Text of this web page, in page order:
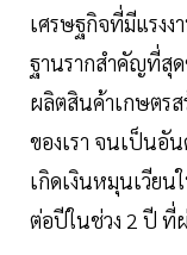
เศรษฐกิจที่มีแรงง
ฐานรากสำคัญที่สุด
ผลิตสินค้าเกษตรส
ของเรา จนเป็นอั
เกิดเงินหมุนเวียน
ต่อปีในช่วง 2 ปี ที่